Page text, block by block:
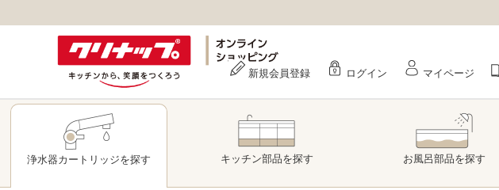
新規会員登録 ログイン マイページ
浄水器カートリッジを探す キッチン部品を探す お風呂部品を探す